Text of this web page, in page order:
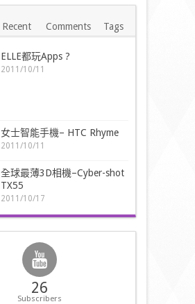
Recent Comments Tags
ELLE都玩Apps ?
2011/10/11
女士智能手機– HTC Rhyme
2011/10/11
全球最薄3D相機–Cyber-shot
TX55
2011/10/17
26
Subscribers